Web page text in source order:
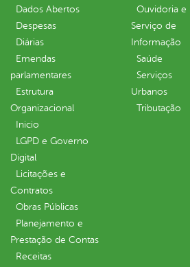
Dados Abertos
Despesas
Diárias
Emendas
parlamentares
Estrutura
Organizacional
Inicio
LGPD e Governo
Digital
Licitações e
Contratos
Obras Públicas
Planejamento e
Prestação de Contas
Receitas
Ouvidoria e
Serviço de
Informação
Saúde
Serviços
Urbanos
Tributação